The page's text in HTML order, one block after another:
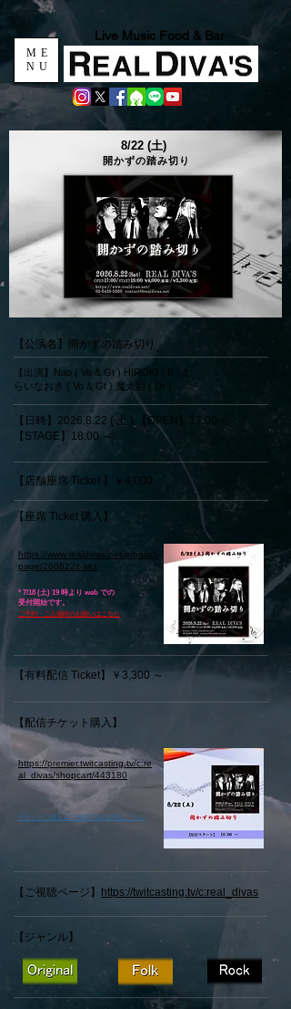
ME
NU
Live Music Food & Bar
開かずの踏み切り​
8/22 (土)
【公演名】開かずの踏み切り
【出演】Nao ( Vo & Gt ) HIROKI ( B ) む
らいなおき ( Vo & Gt ) 魔太朗 ( Dr )
【日時】2026.8.22 ( 土 ) 【OPEN】17:0
【STAGE】18:00 ～
【有料配信 Ticket】￥3,300 ～
【配信チケット購入】
https://premier.twitcasting.tv/c:re
al_divas/shopcart/443180
​チケットご購入＆ご視聴方法の説明はこちら
【ご視聴ページ】 https://twitcasting.tv/c:real_divas
【ジャンル】
【店舗座席 Ticket 】￥4,000
【座席 Ticket 購入】
​ご予約・ご入場時のお願いはこちら
https://www.realdivas.net/product-
page/260822z-akz
* 7/18 (土) 19 時より web での
受付開始です。